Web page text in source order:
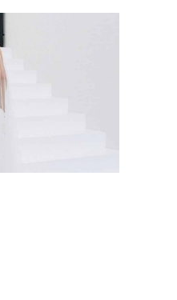
et choisir LA robe qui
GUIDE